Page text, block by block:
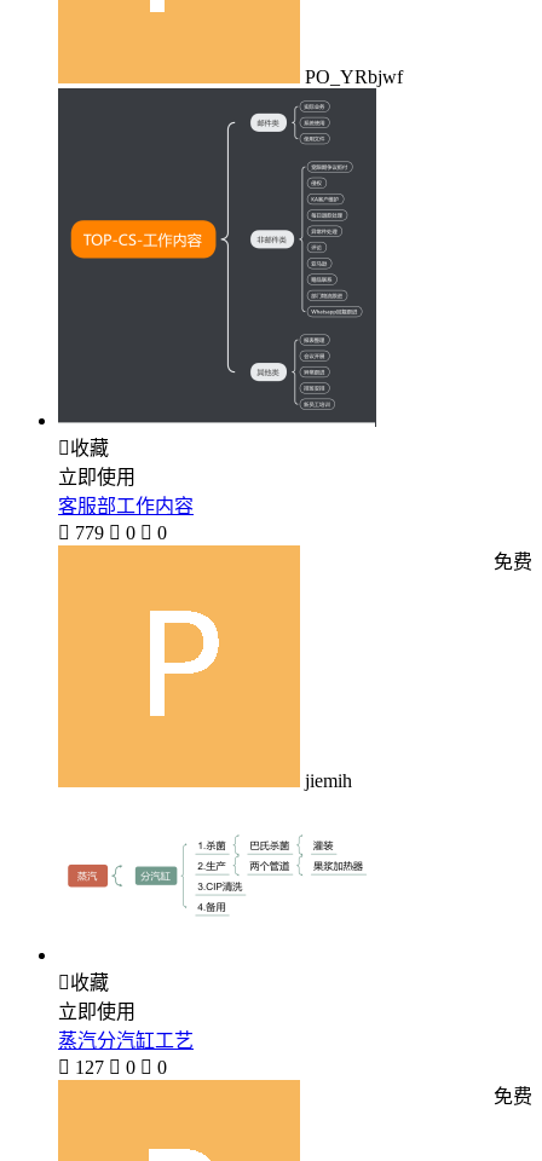
PO_YRbjwf
收藏
立即使用
客服部工作内容
 779  0  0
jiemih
免费
收藏
立即使用
蒸汽分汽缸工艺
 127  0  0
免费